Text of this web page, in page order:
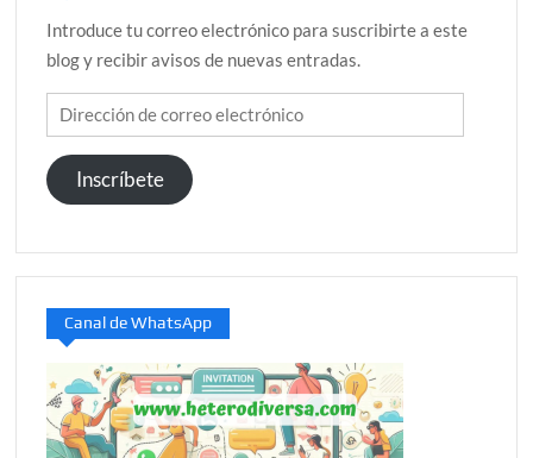
Introduce tu correo electrónico para suscribirte a este
blog y recibir avisos de nuevas entradas.
Dirección
de
correo
electrónico
Inscríbete
Canal de WhatsApp